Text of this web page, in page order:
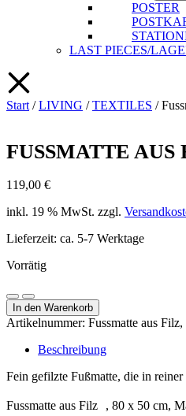
POSTER
LAST PIECES/
Start /LIVING /TEXTILES /
FUSSMATTE
119,00 €
inkl. 19 % MwSt. zzgl.
Lieferzeit: ca. 5-7 Werktage
Vorrätig
Menge
verringern
Fussmatte
aus
Filz,
Menge
Menge
erhöhen
In den Warenkorb
Artikelnummer: Fussmatte aus
Beschreibung
Fein gefilzte Fußmatte, die in
Fussmatte aus Filz , 80 x 50 cm,